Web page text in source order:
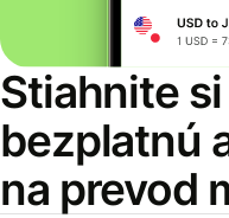
Stiahnite
bezplatnú
na prevod